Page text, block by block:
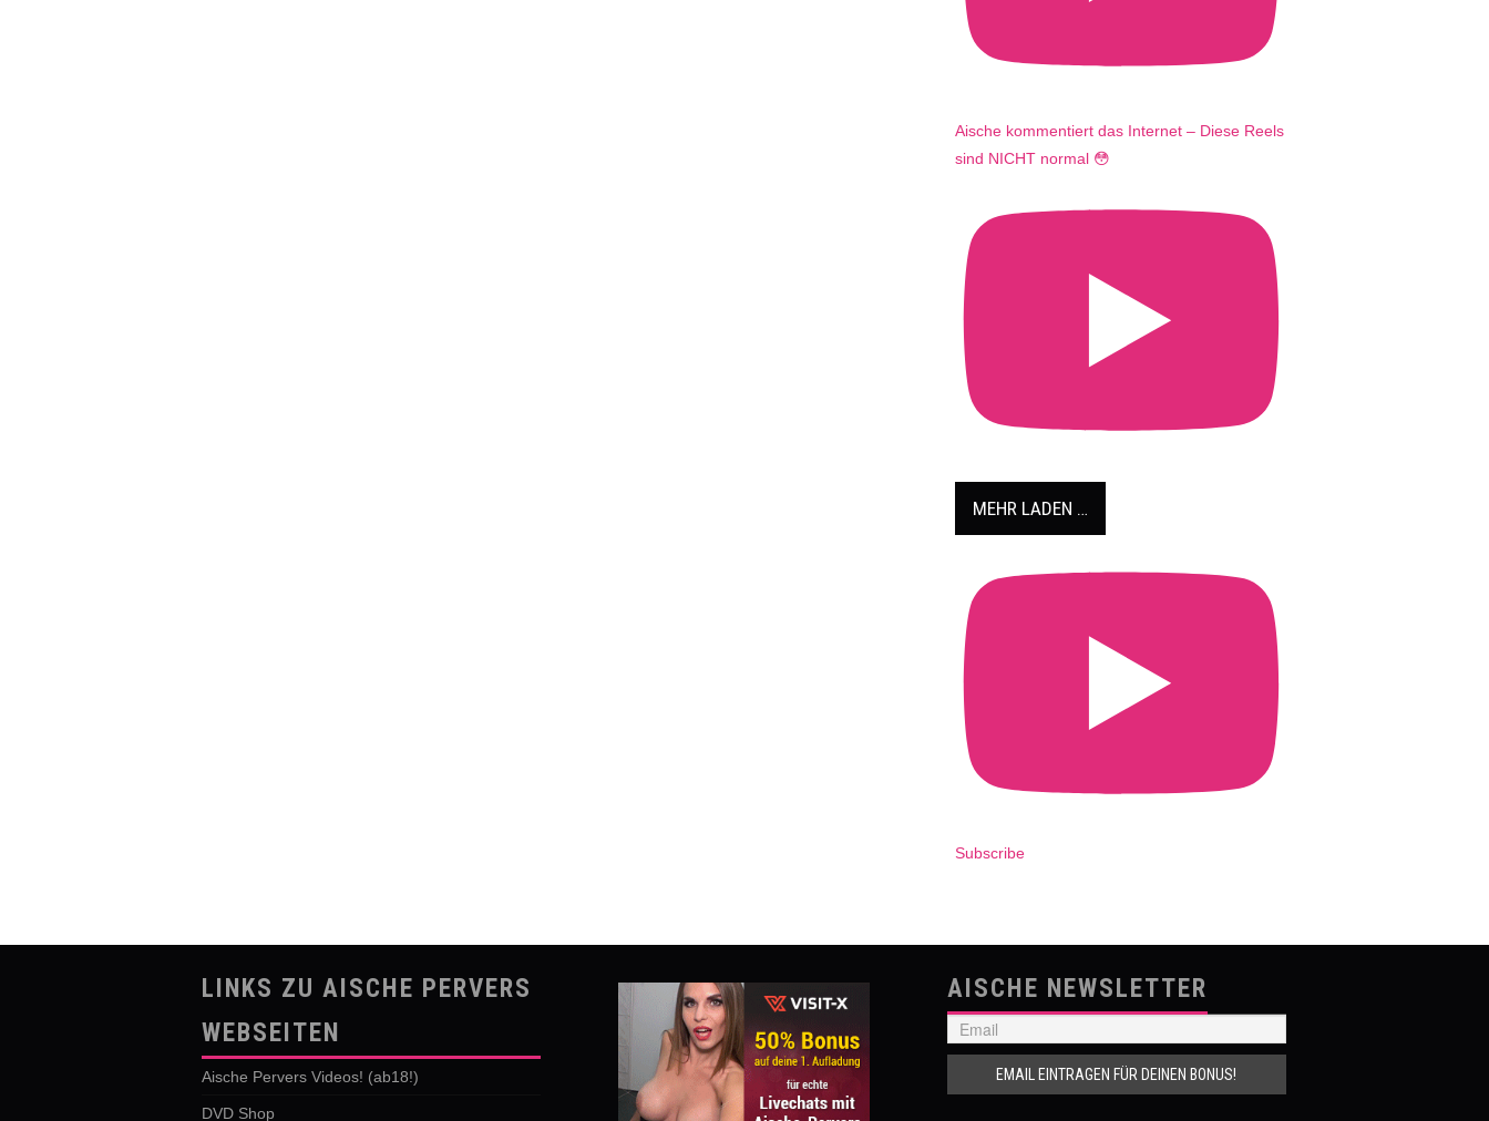
Aische kommentiert das Internet – Diese Reels
sind NICHT normal 😳
MEHR LADEN …
Subscribe
LINKS ZU AISCHE PERVERS
WEBSEITEN
Aische Pervers Videos! (ab18!)
DVD Shop
AISCHE NEWSLETTER